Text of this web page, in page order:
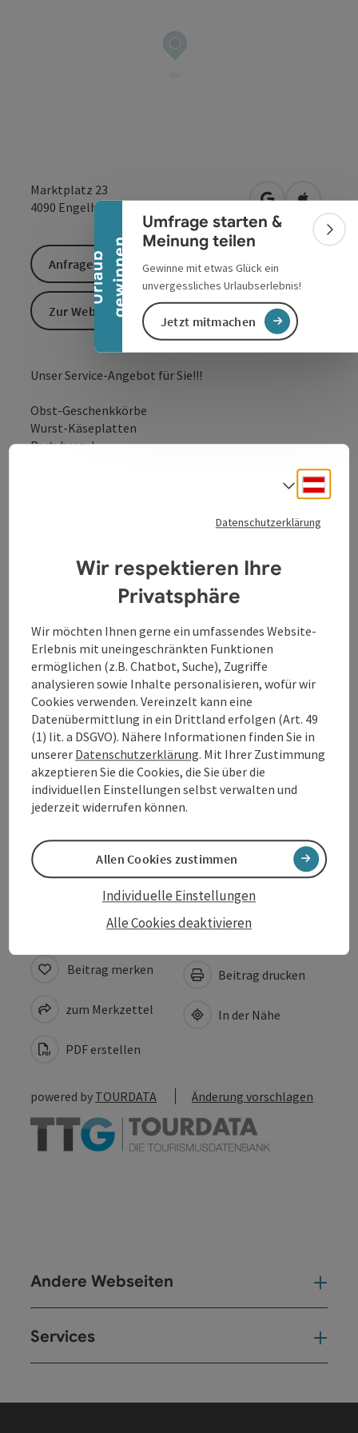
U
r
l
a
u
b
g
e
w
i
n
n
en
Banner einklappen
Umfrage starten &
Meinung teilen
Gewinne mit etwas Glück ein
unvergessliches Urlaubserlebnis!
Jetzt mitmachen
Marktplatz 23
4090 Engelhartszell
Unser Service-Angebot für Sie!!!
Obst-Geschenkkörbe
Wurst-Käseplatten
Partybrezel
Kontakt
Öffnungszeiten
Anreise/Lage
Preise
Barrierefreiheit
Anfrage senden
Zur Website
Beitrag merken
zum Merkzettel
PDF erstellen
Beitrag drucken
In der Nähe
powered by TOURDATA Änderung vorschlagen
Andere Webseiten
Services
Datenschutzerklärung
Wir respektieren Ihre
Privatsphäre
Wir möchten Ihnen gerne ein umfassendes Website-
Erlebnis mit uneingeschränkten Funktionen
ermöglichen (z.B. Chatbot, Suche), Zugriffe
analysieren sowie Inhalte personalisieren, wofür wir
Cookies verwenden. Vereinzelt kann eine
Datenübermittlung in ein Drittland erfolgen (Art. 49
(1) lit. a DSGVO). Nähere Informationen finden Sie in
unserer Datenschutzerklärung. Mit Ihrer Zustimmung
akzeptieren Sie die Cookies, die Sie über die
individuellen Einstellungen selbst verwalten und
jederzeit widerrufen können.
Alle Cookies deaktivieren
Individuelle Einstellungen
Allen Cookies zustimmen